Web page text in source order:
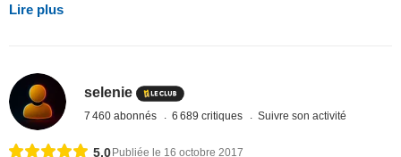
Lire plus
selenie
7 460 abonnés 6 689 critiques Suivre son activité
5,0 Publiée le 16 octobre 2017